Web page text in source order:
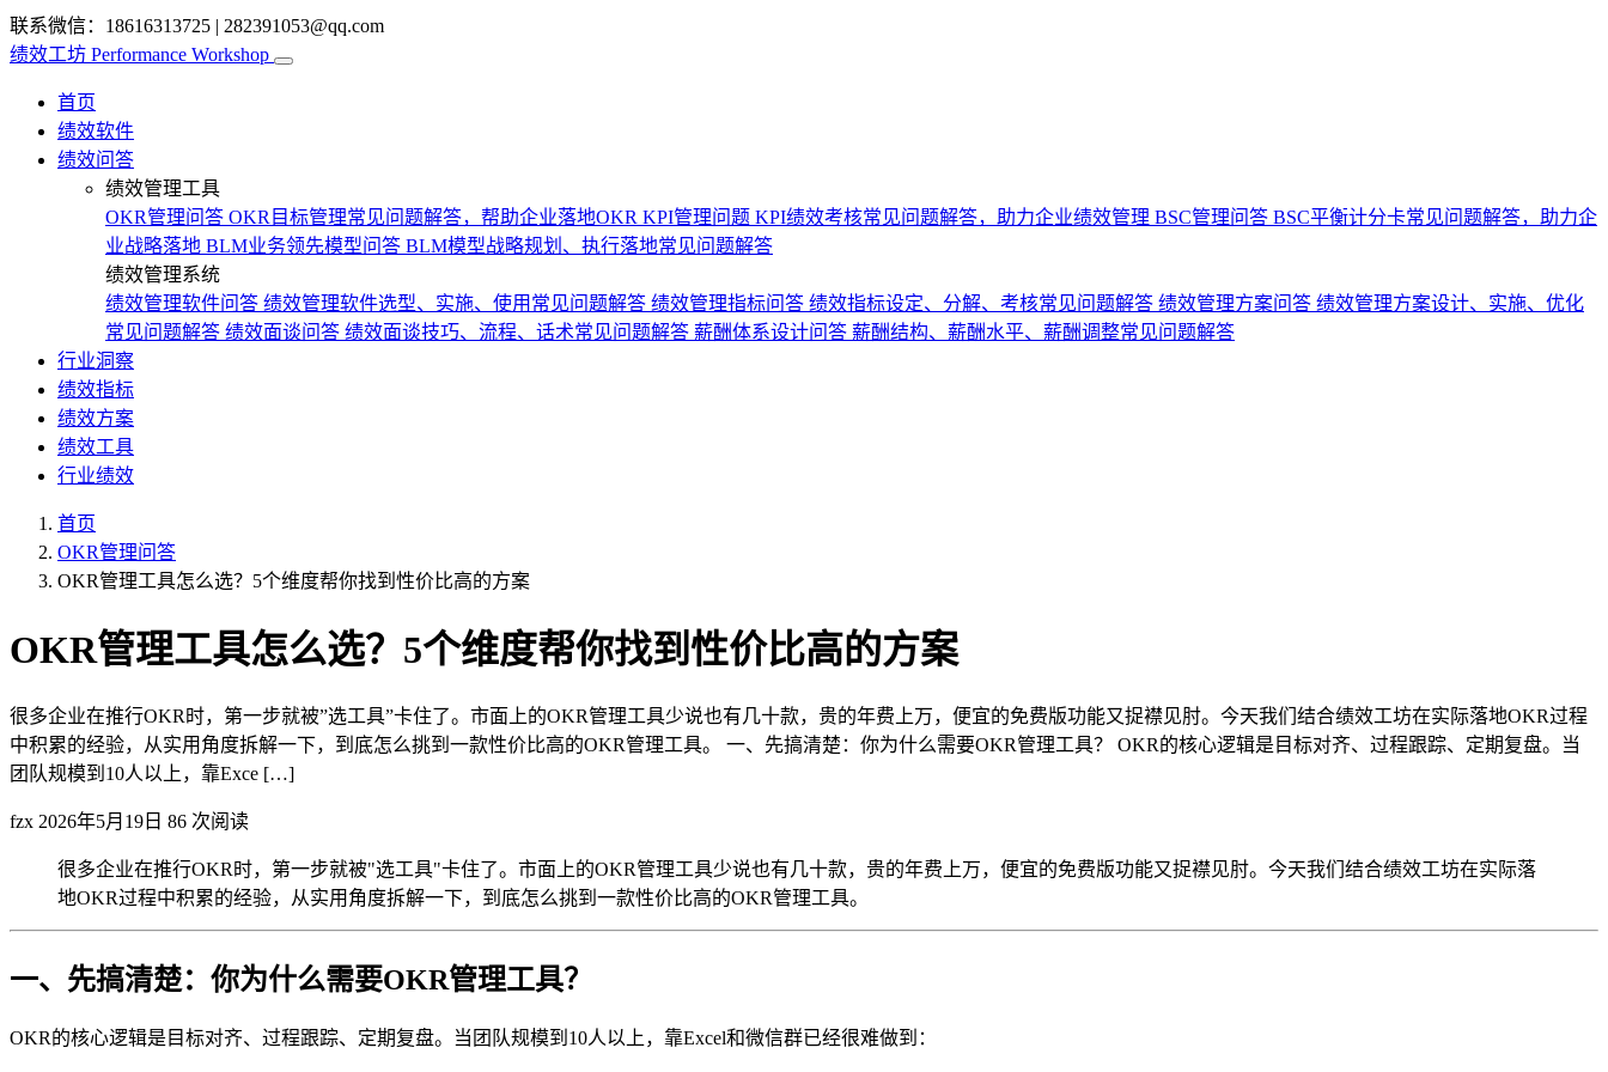
联系微信：18616313725 | 282391053@qq.com
绩效工坊 Performance Workshop
首页
绩效软件
绩效问答
绩效管理工具
OKR管理问答 OKR目标管理常见问题解答，帮助企业落地OKR KPI管理问题 KPI绩效考核常见问题解答，助力企业绩效管理 BSC管理问答 BSC平衡计分卡常见问题解答，助力企
业战略落地 BLM业务领先模型问答 BLM模型战略规划、执行落地常见问题解答
绩效管理系统
绩效管理软件问答 绩效管理软件选型、实施、使用常见问题解答 绩效管理指标问答 绩效指标设定、分解、考核常见问题解答 绩效管理方案问答 绩效管理方案设计、实施、优化
常见问题解答 绩效面谈问答 绩效面谈技巧、流程、话术常见问题解答 薪酬体系设计问答 薪酬结构、薪酬水平、薪酬调整常见问题解答
行业洞察
绩效指标
绩效方案
绩效工具
行业绩效
首页
OKR管理问答
OKR管理工具怎么选？5个维度帮你找到性价比高的方案
OKR管理工具怎么选？5个维度帮你找到性价比高的方案
很多企业在推行OKR时，第一步就被”选工具”卡住了。市面上的OKR管理工具少说也有几十款，贵的年费上万，便宜的免费版功能又捉襟见肘。今天我们结合绩效工坊在实际落地OKR过程
中积累的经验，从实用角度拆解一下，到底怎么挑到一款性价比高的OKR管理工具。 一、先搞清楚：你为什么需要OKR管理工具？ OKR的核心逻辑是目标对齐、过程跟踪、定期复盘。当
团队规模到10人以上，靠Exce […]
fzx 2026年5月19日 86 次阅读
很多企业在推行OKR时，第一步就被"选工具"卡住了。市面上的OKR管理工具少说也有几十款，贵的年费上万，便宜的免费版功能又捉襟见肘。今天我们结合绩效工坊在实际落
地OKR过程中积累的经验，从实用角度拆解一下，到底怎么挑到一款性价比高的OKR管理工具。
一、先搞清楚：你为什么需要OKR管理工具？
OKR的核心逻辑是目标对齐、过程跟踪、定期复盘。当团队规模到10人以上，靠Excel和微信群已经很难做到：